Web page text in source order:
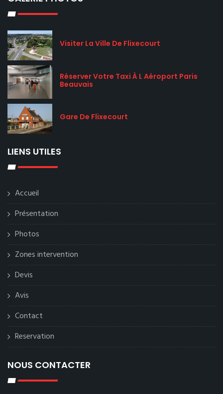
Visiter La Ville De Flixecourt
Réserver Votre Taxi À L Aéroport Paris
Beauvais
Gare De Flixecourt
LIENS UTILES
Accueil
Présentation
Photos
Zones intervention
Devis
Avis
Contact
Reservation
NOUS CONTACTER